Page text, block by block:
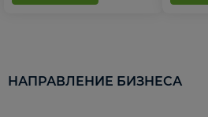
НАПРАВЛЕНИЕ БИЗНЕСА